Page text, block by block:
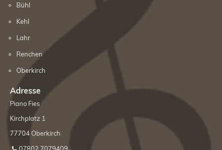
Bühl
Kehl
Lahr
Renchen
Oberkirch
Adresse
Piano Fies
Kirchplatz 1
77704 Oberkirch
07802 7079409